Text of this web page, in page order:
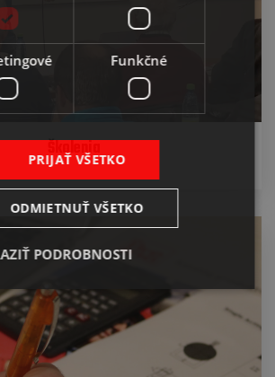
Školenia
Funkčné
PRIJAŤ VŠETKO
ODMIETNUŤ VŠETKO
PODROBNOSTI